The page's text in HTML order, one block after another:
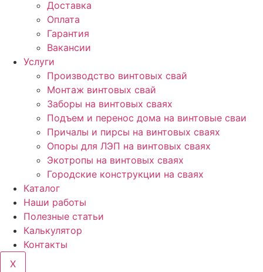
Доставка
Оплата
Гарантия
Вакансии
Услуги
Производство винтовых свай
Монтаж винтовых свай
Заборы на винтовых сваях
Подъем и перенос дома на винтовые сваи
Причалы и пирсы на винтовых сваях
Опоры для ЛЭП на винтовых сваях
Экотропы на винтовых сваях
Городские конструкции на сваях
Каталог
Наши работы
Полезные статьи
Калькулятор
Контакты
X